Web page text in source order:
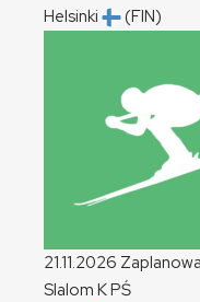
Helsinki
(FIN)
21.11.2026
Slalom KPŚ